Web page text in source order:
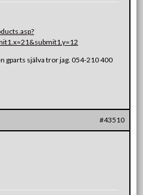
gparts själva tror jag. 054-210 400
#43510